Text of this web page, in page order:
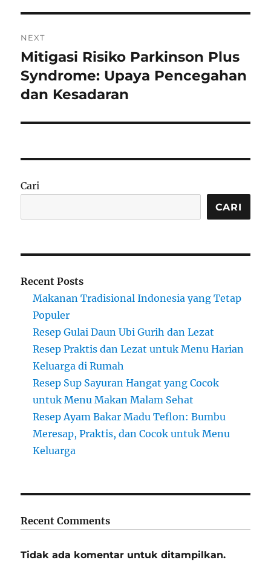
NEXT
Next
post:
Mitigasi Risiko Parkinson Plus
Syndrome: Upaya Pencegahan
dan Kesadaran
Cari
CARI
Recent Posts
Makanan Tradisional Indonesia yang Tetap
Populer
Resep Gulai Daun Ubi Gurih dan Lezat
Resep Praktis dan Lezat untuk Menu Harian
Keluarga di Rumah
Resep Sup Sayuran Hangat yang Cocok
untuk Menu Makan Malam Sehat
Resep Ayam Bakar Madu Teflon: Bumbu
Meresap, Praktis, dan Cocok untuk Menu
Keluarga
Recent Comments
Tidak ada komentar untuk ditampilkan.